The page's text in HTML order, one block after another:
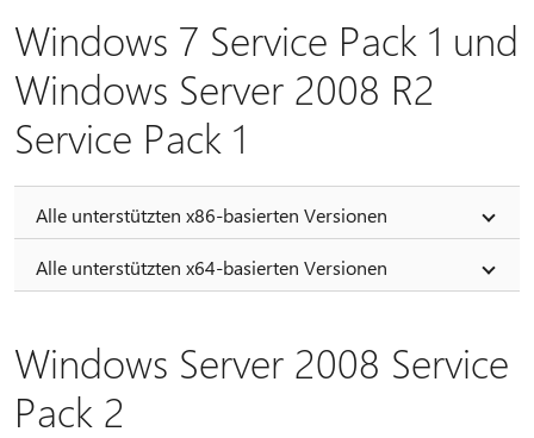
Windows 7 Service Pack 1 und
Windows Server 2008 R2
Service Pack 1
Alle unterstützten x86-basierten Versionen
Alle unterstützten x64-basierten Versionen
Windows Server 2008 Service
Pack 2